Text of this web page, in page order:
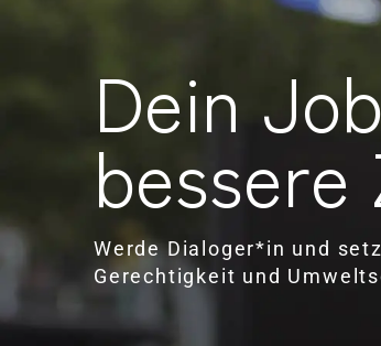
Dein
Werde Dialoger*in und
Gerechtigkeit und